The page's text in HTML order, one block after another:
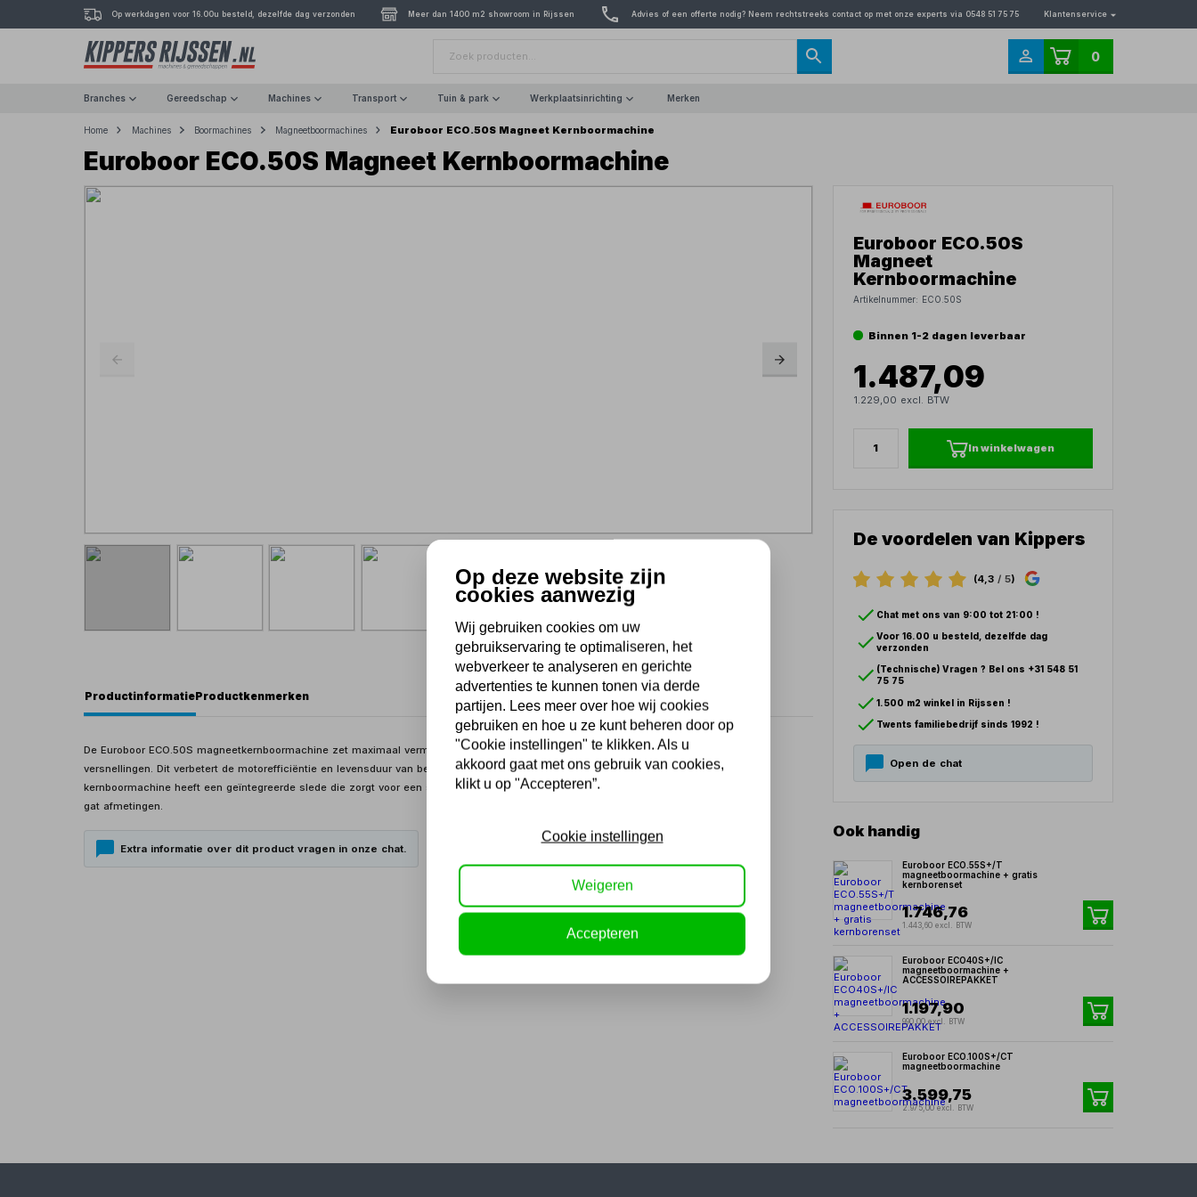
Op werkdagen voor 16.00u besteld, dezelfde dag verzonden Meer dan 1400 m2 showroom in Rijssen Advies of een offerte nodig? Neem rechtstreeks contact op met onze experts via 0548 51 75 75 Klantenservice
0
Branches Gereedschap Machines Transport Tuin & park Werkplaatsinrichting Merken
Home Machines Boormachines Magneetboormachines Euroboor ECO.50S Magneet Kernboormachine
Euroboor ECO.50S Magneet Kernboormachine
ProductinformatieProductkenmerken
De Euroboor ECO.50S magneetkernboormachine zet maximaal vermogen om via de oliegesmeerde versnellingsbak met twee
versnellingen. Dit verbetert de motorefficiëntie en levensduur van belangrijke onderdelen. Deze draagbare industriële magneet
kernboormachine heeft een geïntegreerde slede die zorgt voor een stabiele ondersteuning, snellere boortijden en nauwkeurige
gat afmetingen.
Extra informatie over dit product vragen in onze chat.
Euroboor ECO.50S
Magneet
Kernboormachine
Artikelnummer: ECO.50S
Binnen 1-2 dagen leverbaar
1.487,09
1.229,00 excl. BTW
In winkelwagen
De voordelen van Kippers
(4,3 / 5)
Chat met ons van 9:00 tot 21:00 !
Voor 16.00 u besteld, dezelfde dag
verzonden
(Technische) Vragen ? Bel ons +31 548 51
75 75
1.500 m2 winkel in Rijssen !
Twents familiebedrijf sinds 1992 !
Open de chat
Ook handig
Euroboor ECO.55S+/T
magneetboormachine + gratis
kernborenset
1.746,76
1.443,60 excl. BTW
Euroboor ECO40S+/IC
magneetboormachine +
ACCESSOIREPAKKET
1.197,90
990,00 excl. BTW
Euroboor ECO.100S+/CT
magneetboormachine
3.599,75
2.975,00 excl. BTW
Op deze website zijn
cookies aanwezig
Wij gebruiken cookies om uw
gebruikservaring te optimaliseren, het
webverkeer te analyseren en gerichte
advertenties te kunnen tonen via derde
partijen. Lees meer over hoe wij cookies
gebruiken en hoe u ze kunt beheren door op
"Cookie instellingen" te klikken. Als u
akkoord gaat met ons gebruik van cookies,
klikt u op "Accepteren”.
Cookie instellingen
Weigeren
Accepteren